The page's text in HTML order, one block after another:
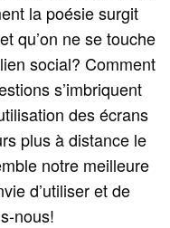
la poésie surgit
qu’on ne se touche
social? Comment
s’imbriquent
des écrans
plus à distance le
notre meilleure
d’utiliser et de
nous!